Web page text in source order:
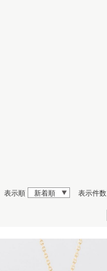
表示順 新着順 表示件数